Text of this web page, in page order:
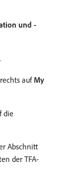
und -
auf My
die
Abschnitt
der TFA-